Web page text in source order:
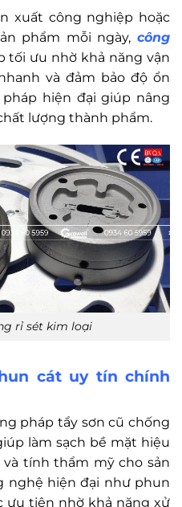
xuất công nghiệp hoặc
phẩm mỗi ngày, công
tối ưu nhờ khả năng vận
và đảm bảo độ ổn
hiện đại giúp nâng
lượng thành phẩm.
rỉ sét kim loại
cát uy tín chính
pháp tẩy sơn cũ chống
làm sạch bề mặt hiệu
tính thẩm mỹ cho sản
nghệ hiện đại như phun
ưu tiên nhờ khả năng xử